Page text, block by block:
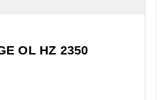
OL HZ 2350